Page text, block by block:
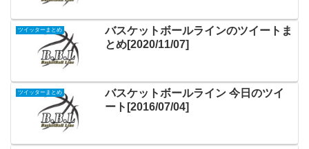
ツイッターまとめ
バスケットボールラインのツイートま
とめ[2020/11/07]
ツイッターまとめ
バスケットボールライン 今日のツイ
ート[2016/07/04]